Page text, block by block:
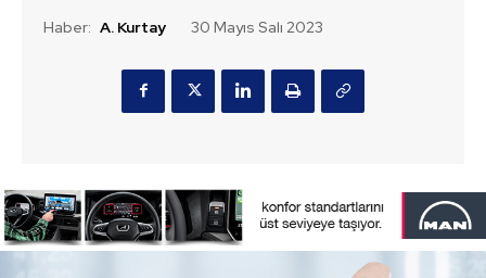
Haber: A. Kurtay 30 Mayıs Salı 2023